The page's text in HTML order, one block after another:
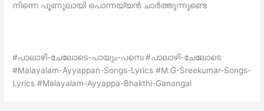
നിന്നെ പൂണൂലായി പൊന്നയ്യൻ ചാർത്തുന്നുണ്ടെ
#പാലാഴി-ചേലോടെ-പായും-പമ്പെ #പാലാഴി-ചേലോടെ
#Malayalam-Ayyappan-Songs-Lyrics #M.G-Sreekumar-Songs-
Lyrics #Malayalam-Ayyappa-Bhakthi-Ganangal